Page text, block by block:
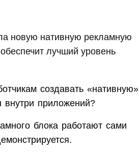
новую нативную рекламную
лучший уровень
создавать «нативную»
приложений?
блока работают сами